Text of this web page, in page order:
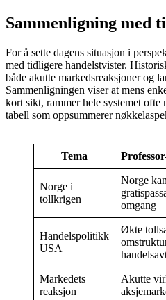
Sammenligning med
For å sette dagens situasjon i
med tidligere handelstvister.
både akutte markedsreaksjoner og
Sammenligningen viser at mens
kort sikt, rammer hele systemet
tabell som oppsummerer
Tema
Norge i
tollkrigen
Norge
omgang
Handelspolitikk
USA
Økte
Markedets
reaksjon
Akutte